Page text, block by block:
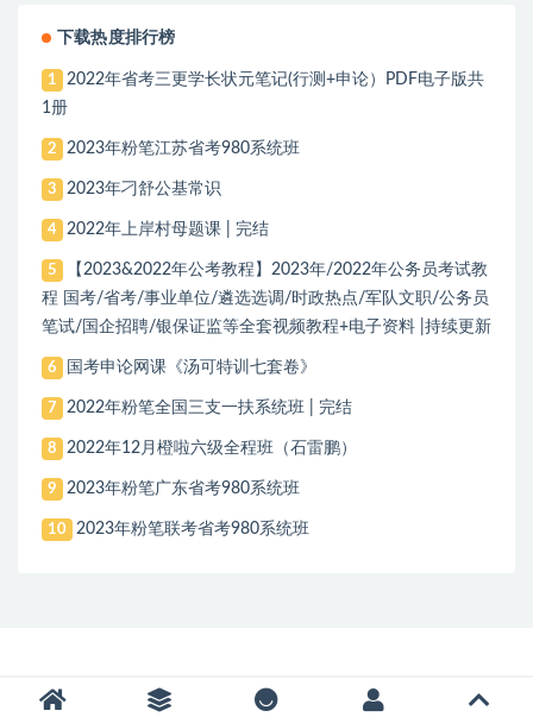
下载热度排行榜
1
2022年省考三更学长状元笔记(行测+申论）PDF电子版共
1册
2 2023年粉笔江苏省考980系统班
3 2023年刁舒公基常识
4 2022年上岸村母题课 | 完结
5
【2023&2022年公考教程】2023年/2022年公务员考试教
程 国考/省考/事业单位/遴选选调/时政热点/军队文职/公务员
笔试/国企招聘/银保证监等全套视频教程+电子资料 |持续更新
6 国考申论网课《汤可特训七套卷》
7 2022年粉笔全国三支一扶系统班 | 完结
8 2022年12月橙啦六级全程班（石雷鹏）
9 2023年粉笔广东省考980系统班
10 2023年粉笔联考省考980系统班